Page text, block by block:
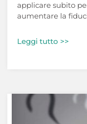
applicare subito
aumentare la
Leggi tutto >>